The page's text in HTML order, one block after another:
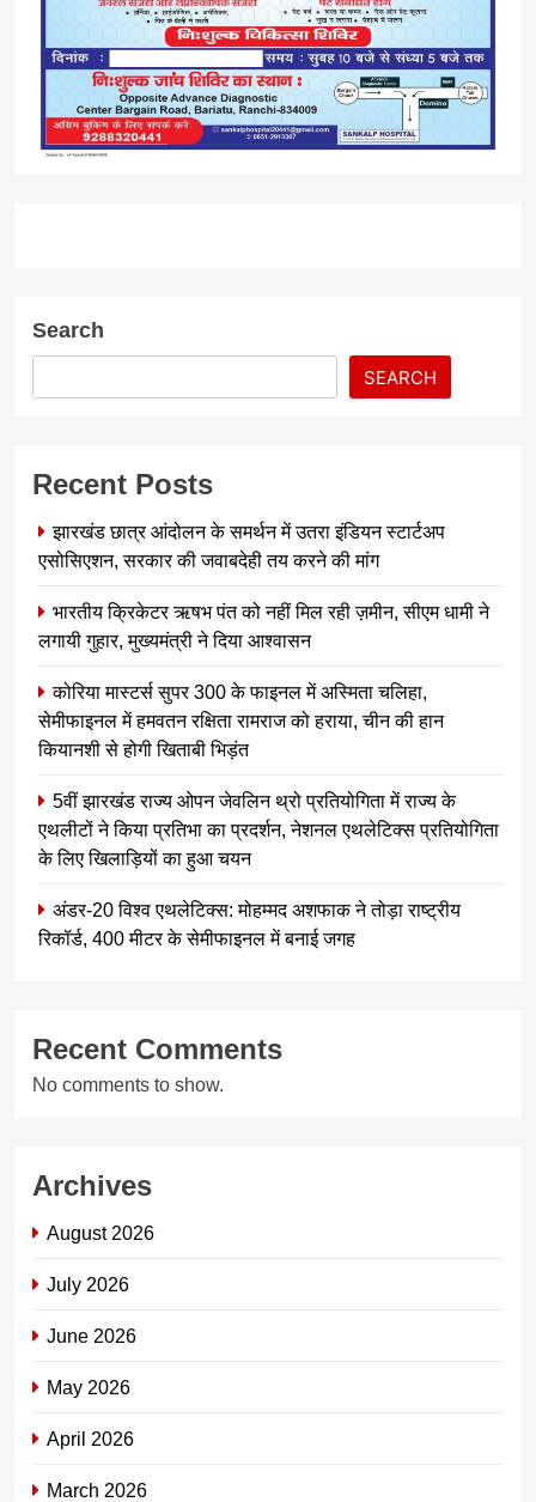
Search
SEARCH
Recent Posts
झारखंड छात्र आंदोलन के समर्थन में उतरा इंडियन स्टार्टअप
एसोसिएशन, सरकार की जवाबदेही तय करने की मांग
भारतीय क्रिकेटर ऋषभ पंत को नहीं मिल रही ज़मीन, सीएम धामी ने
लगायी गुहार, मुख्यमंत्री ने दिया आश्वासन
कोरिया मास्टर्स सुपर 300 के फाइनल में अस्मिता चलिहा,
सेमीफाइनल में हमवतन रक्षिता रामराज को हराया, चीन की हान
कियानशी से होगी खिताबी भिड़ंत
5वीं झारखंड राज्य ओपन जेवलिन थ्रो प्रतियोगिता में राज्य के
एथलीटों ने किया प्रतिभा का प्रदर्शन, नेशनल एथलेटिक्स प्रतियोगिता
के लिए खिलाड़ियों का हुआ चयन
अंडर-20 विश्व एथलेटिक्स: मोहम्मद अशफाक ने तोड़ा राष्ट्रीय
रिकॉर्ड, 400 मीटर के सेमीफाइनल में बनाई जगह
Recent Comments
No comments to show.
Archives
August 2026
July 2026
June 2026
May 2026
April 2026
March 2026